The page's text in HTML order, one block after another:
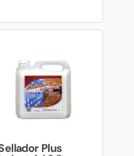
Plus